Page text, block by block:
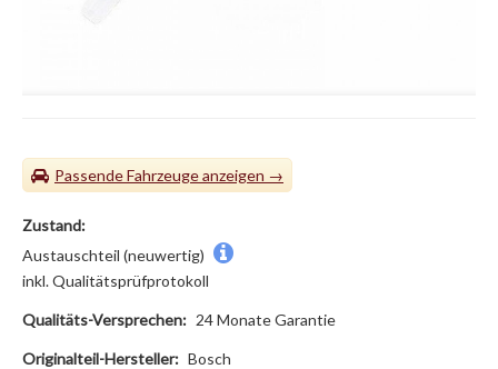
Passende Fahrzeuge
Zustand:
Austauschteil (neuwertig)
inkl. Qualitätsprüfprotokoll
Qualitäts-Versprechen: 24 Monate Garantie
Originalteil-Hersteller: Bosch